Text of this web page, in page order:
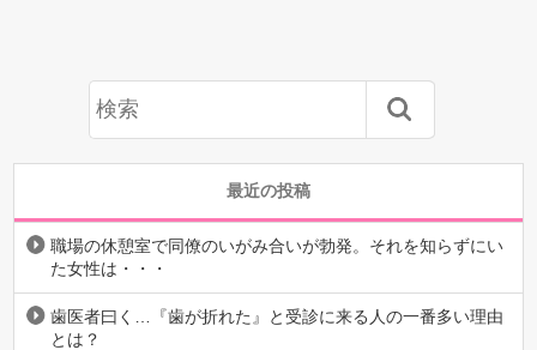
最近の投稿
職場の休憩室で同僚のいがみ合いが勃発。それを知らずにい
た女性は・・・
歯医者曰く…『歯が折れた』と受診に来る人の一番多い理由
とは？